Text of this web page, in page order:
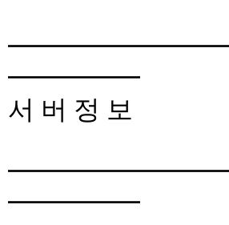
━━━━━
서 버 정 보
━━━━━